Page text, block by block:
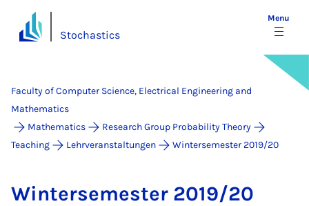
Stochastics
Menu
Faculty of Computer Science, Electrical Engineering and
Mathematics
Mathematics
Research Group Probability Theory
Teaching
Lehrveranstaltungen Wintersemester 2019/20
Win­tersemester 2019/20